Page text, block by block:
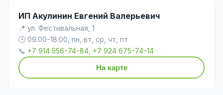
ИП Акулинин Евгений Валерьевич
📍 ул. Фестивальная, 1
🕒 09:00-18:00, пн, вт, ср, чт, пт
📞 +7 914 556-74-84, +7 924 675-74-14
На карте